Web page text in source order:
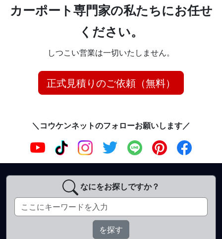
カーポート専門家の私たちにお任せ
ください。
しつこい営業は一切いたしません。
正式見積りのご依頼（無料）
＼コウケンネットのフォローお願いします／
なにをお探しですか？